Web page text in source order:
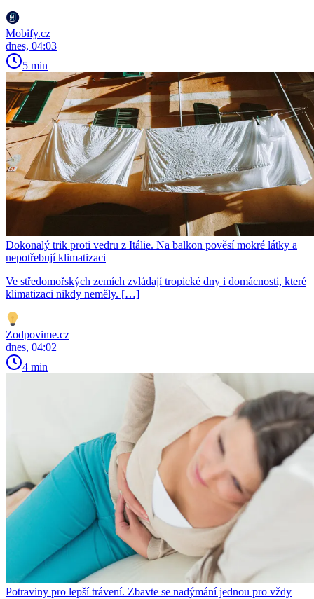
Mobify.cz
dnes, 04:03
5 min
Dokonalý trik proti vedru z Itálie. Na balkon pověsí mokré látky a
nepotřebují klimatizaci
Ve středomořských zemích zvládají tropické dny i domácnosti, které
klimatizaci nikdy neměly. […]
Zodpovime.cz
dnes, 04:02
4 min
Potraviny pro lepší trávení. Zbavte se nadýmání jednou pro vždy